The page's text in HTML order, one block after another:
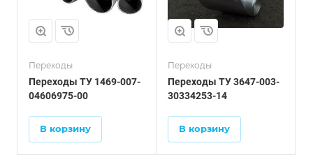
Переходы
Переходы ТУ 1469-007-
04606975-00
В корзину
Переходы
Переходы ТУ 3647-003-
30334253-14
В корзину